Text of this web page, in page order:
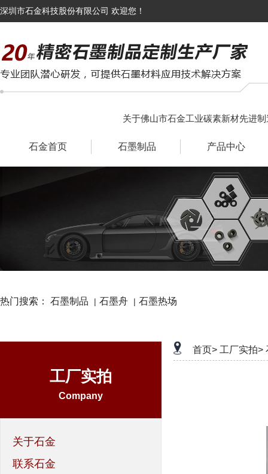
深圳市石金科技股份有限公司 欢迎您！
关于佛山市石金工业碳素新材先进
石金首页 石墨制品 产品中心
热门搜索： 石墨制品 | 石墨舟 | 石墨热场
工厂实拍
Company
关于石金
联系石金
首页> 工厂实拍>